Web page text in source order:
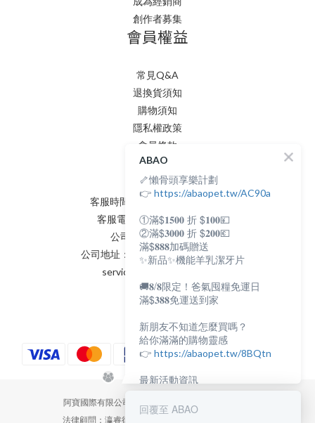
創作者募集
會員權益
常見Q&A
退換貨須知
購物須知
隱私權政策
會員條款
聯絡我們
客服時間：AM:0900~PM:0600
客服電話：(02) 8231 - 6166
公司統編：82898398
公司地址：新北市永和區保生路2號
service@abaopet.com.tw
阿寶國際有限公司 | Abaopet International Co., Ltd.
法律顧問：瀛睿律師事務所 Copyright 2022 © Abao
ABAO
🦴懶骨頭享樂計劃
👉 https://abaopet.tw/AC90a
①滿$𝟏𝟓𝟎𝟎 折 $𝟏𝟎𝟎💴
②滿$𝟑𝟎𝟎𝟎 折 $𝟐𝟎𝟎💶
滿$𝟖𝟖𝟖加碼贈送
✨新品✨機能羊乳潔牙片
🚚𝟖/𝟖限定！爸氣囤糧免運日
滿$𝟑𝟖𝟖免運送到家
新朋友不知道怎麼買嗎？
給你滿滿的購物靈感
👉 https://abaopet.tw/8BQtn
最新活動資訊
👉https://lin.ee/lcet1XR
回覆至 ABAO